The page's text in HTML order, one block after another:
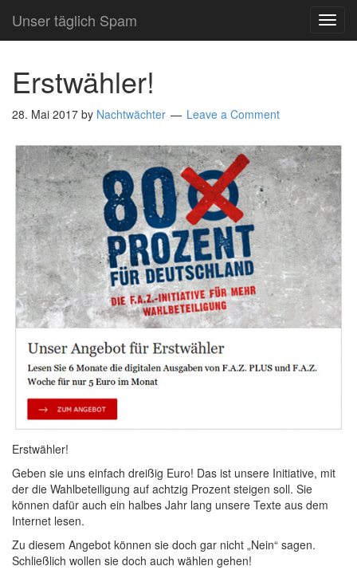
Unser täglich Spam
Erstwähler!
28. Mai 2017 by Nachtwächter Leave a Comment
Erstwähler!
Geben sie uns einfach dreißig Euro! Das ist unsere Initiative, mit
der die Wahlbeteiligung auf achtzig Prozent steigen soll. Sie
können dafür auch ein halbes Jahr lang unsere Texte aus dem
Internet lesen.
Zu diesem Angebot können sie doch gar nicht „Nein“ sagen.
Schließlich wollen sie doch auch wählen gehen!